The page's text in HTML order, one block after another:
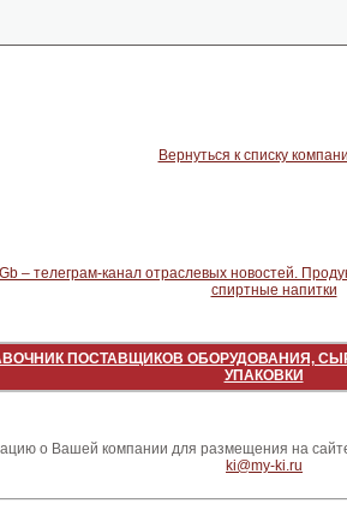
Вернуться к списку
ПОСТАВЩИКОВ ОБОРУДОВАНИЯ,
УПАКОВКИ
о Вашей компании для размещения на
ki@my-ki.ru